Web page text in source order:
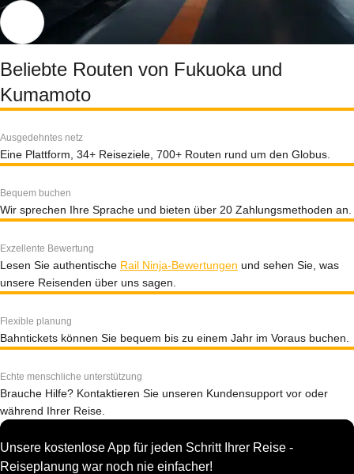
Beliebte Routen von Fukuoka und
Kumamoto
Ausgedehntes netz
Eine Plattform, 34+ Reiseziele, 700+ Routen rund um den Globus.
Bequem buchen
Wir sprechen Ihre Sprache und bieten über 20 Zahlungsmethoden an.
Exzellente Bewertung
Lesen Sie authentische Rail Ninja-Bewertungen und sehen Sie, was
unsere Reisenden über uns sagen.
Flexible planung
Bahntickets können Sie bequem bis zu einem Jahr im Voraus buchen.
Echte menschliche unterstützung
Brauche Hilfe? Kontaktieren Sie unseren Kundensupport vor oder
während Ihrer Reise.
Unsere kostenlose App für jeden Schritt Ihrer Reise -
Reiseplanung war noch nie einfacher!